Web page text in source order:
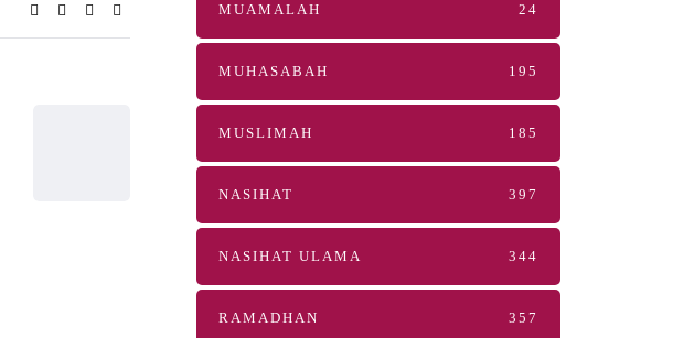
MUAMALAH 24
MUHASABAH 195
MUSLIMAH 185
NASIHAT 397
NASIHAT ULAMA 344
RAMADHAN 357